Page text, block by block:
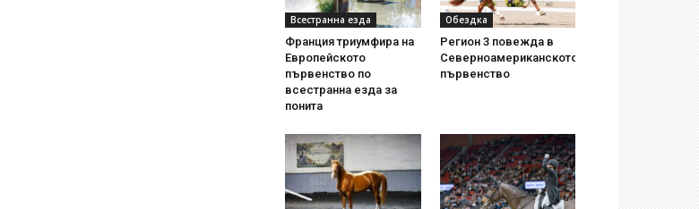
Всестранна езда
Франция триумфира на
Европейското
първенство по
всестранна езда за
понита
Обездка
Регион 3 повежда в
Северноамериканското
първенство